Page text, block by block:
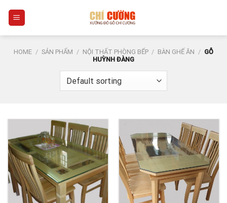
HOME / SẢN PHẨM / NỘI THẤT PHÒNG BẾP / BÀN GHẾ ĂN / GỖ
HUỲNH ĐÀNG